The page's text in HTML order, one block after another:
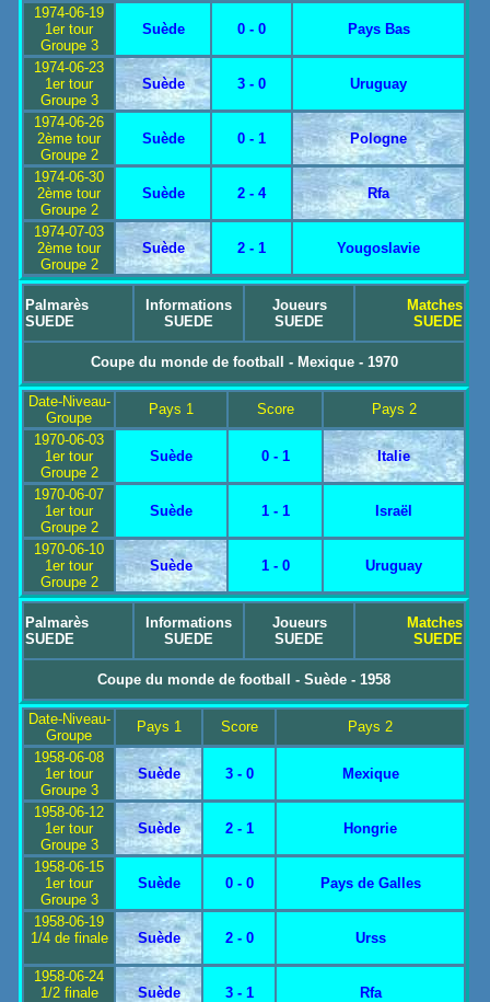
1974-06-19
1er tour
Groupe 3
Suède 0 - 0 Pays Bas
1974-06-23
1er tour
Groupe 3
Suède 3 - 0 Uruguay
1974-06-26
2ème tour
Groupe 2
Suède 0 - 1 Pologne
1974-06-30
2ème tour
Groupe 2
Suède 2 - 4 Rfa
1974-07-03
2ème tour
Groupe 2
Suède 2 - 1 Yougoslavie
Palmarès
SUEDE
Informations
SUEDE
Joueurs
SUEDE
Matches
SUEDE
Coupe du monde de football - Mexique - 1970
Date-Niveau-
Groupe
Pays 1 Score
Pays 2
1970-06-03
1er tour
Groupe 2
Suède 0 - 1 Italie
1970-06-07
1er tour
Groupe 2
Suède 1 - 1 Israël
1970-06-10
1er tour
Groupe 2
Suède 1 - 0 Uruguay
Palmarès
SUEDE
Informations
SUEDE
Joueurs
SUEDE
Matches
SUEDE
Coupe du monde de football - Suède - 1958
Date-Niveau-
Groupe
Pays 1 Score
Pays 2
1958-06-08
1er tour
Groupe 3
Suède 3 - 0 Mexique
1958-06-12
1er tour
Groupe 3
Suède 2 - 1 Hongrie
1958-06-15
1er tour
Groupe 3
Suède 0 - 0 Pays de Galles
1958-06-19
1/4 de finale
Suède 2 - 0 Urss
1958-06-24
1/2 finale
Suède 3 - 1 Rfa